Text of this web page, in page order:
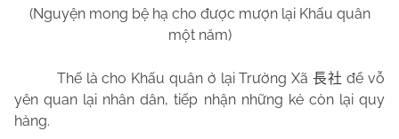
(Nguyện mong bệ hạ cho được mượn lại Khấu quân
một năm)
Thế là cho Khấu quân ở lại Trường Xã 長社 để vỗ
yên quan lại nhân dân, tiếp nhận những kẻ còn lại quy
hàng.